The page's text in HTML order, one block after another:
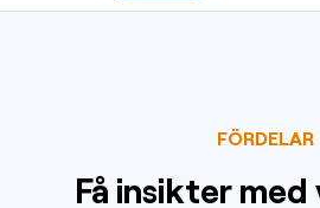
FÖRDELAR
Få insikter